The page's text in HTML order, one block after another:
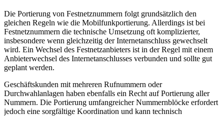
Die Portierung von Festnetznummern folgt grundsätzlich den
gleichen Regeln wie die Mobilfunkportierung. Allerdings ist bei
Festnetznummern die technische Umsetzung oft komplizierter,
insbesondere wenn gleichzeitig der Internetanschluss gewechselt
wird. Ein Wechsel des Festnetzanbieters ist in der Regel mit einem
Anbieterwechsel des Internetanschlusses verbunden und sollte gut
geplant werden.
Geschäftskunden mit mehreren Rufnummern oder
Durchwahlanlagen haben ebenfalls ein Recht auf Portierung aller
Nummern. Die Portierung umfangreicher Nummernblöcke erfordert
jedoch eine sorgfältige Koordination und kann technisch